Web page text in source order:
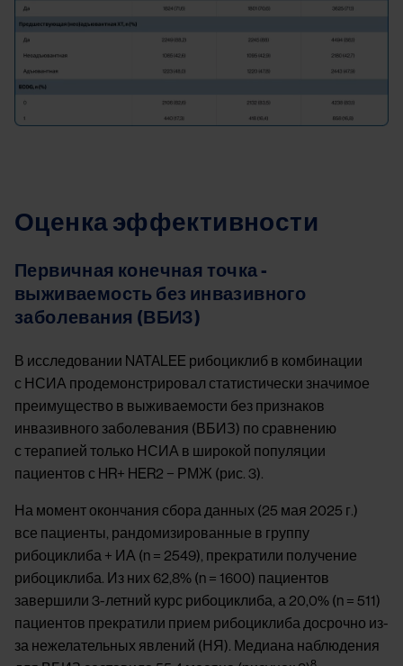
Оценка эффективности
Первичная конечная точка -
выживаемость без инвазивного
заболевания (ВБИЗ)
В исследовании NATALEE рибоциклиб в комбинации
с НСИА продемонстрировал статистически значимое
преимущество в выживаемости без признаков
инвазивного заболевания (ВБИЗ) по сравнению
с терапией только НСИА в широкой популяции
пациентов с HR+ HER2 − РМЖ (рис. 3).
На момент окончания сбора данных (25 мая 2025 г.)
все пациенты, рандомизированные в группу
рибоциклиба + ИА (n = 2549), прекратили получение
рибоциклиба. Из них 62,8% (n = 1600) пациентов
завершили 3-летний курс рибоциклиба, а 20,0% (n = 511)
пациентов прекратили прием рибоциклиба досрочно из-
за нежелательных явлений (НЯ). Медиана наблюдения